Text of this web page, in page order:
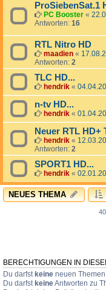
ProSiebenSat.1
PC Booster «
Antworten: 16
RTL Nitro HD
maadien «
Antworten: 2
TLC HD...
hendrik «
n-tv HD...
hendrik «
Neuer RTL HD+
hendrik «
Antworten: 2
SPORT1 HD...
hendrik «
NEUES THEMA
BERECHTIGUNGEN IN
Du darfst keine neuen
Du darfst keineAntworten zu